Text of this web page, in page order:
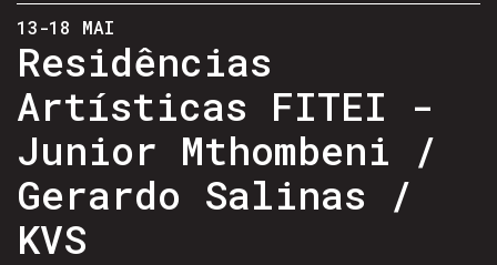
13-18 MAI
Residências
Artísticas FITEI -
Junior Mthombeni /
Gerardo Salinas /
KVS